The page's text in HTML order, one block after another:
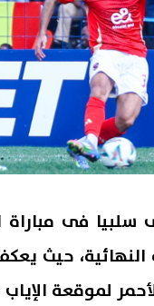
سلبيا فى مباراة
النهائية، حيث
لموقعة